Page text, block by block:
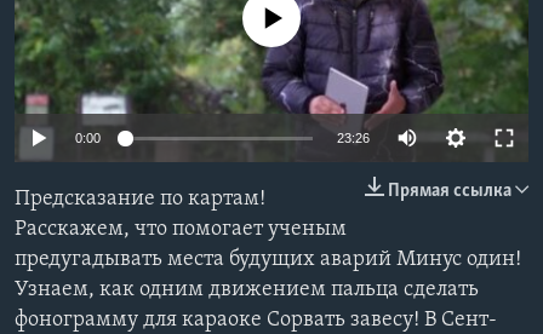
Learning English
СОЦИАЛЬНЫЕ СЕТИ
Языки
No media source currently available
0:00 23:26
Прямая ссылка
Предсказание по картам!
Расскажем, что помогает ученым
предугадывать места будущих аварий Минус один!
Узнаем, как одним движением пальца сделать
фонограмму для караоке Сорвать завесу! В Сент-